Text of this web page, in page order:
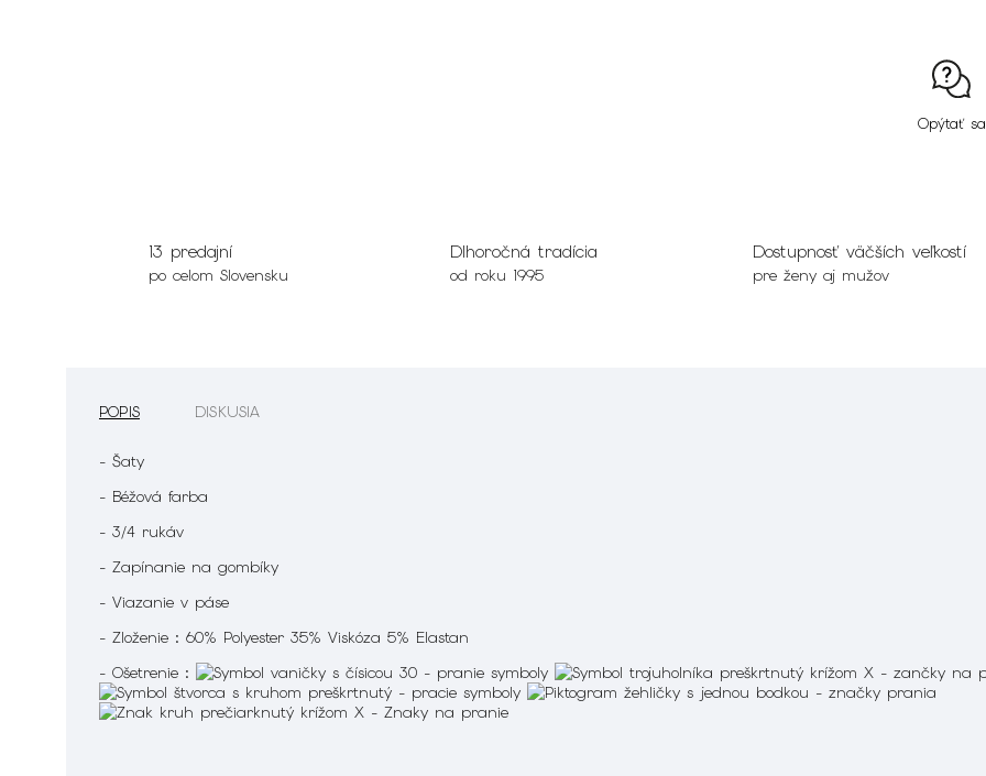
Opýtať sa
13 predajní
po celom Slovensku
Dlhoročná tradícia
od roku 1995
Dostupnosť väčších veľkostí
pre ženy aj mužov
POPIS DISKUSIA
- Šaty
- Béžová farba
- 3/4 rukáv
- Zapínanie na gombíky
- Viazanie v páse
- Zloženie : 60% Polyester 35% Viskóza 5% Elastan
- Ošetrenie :